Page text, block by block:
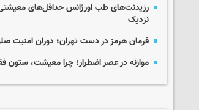
رزیدنت‌های طب اورژانس حداقل‌های
نزدیک
فرمان هرمز در دست تهران؛ دوران امنیت
موازنه در عصر اضطرار؛ چرا معیشت، ستون